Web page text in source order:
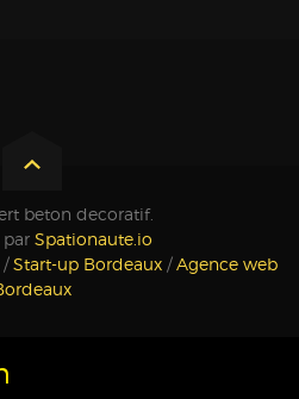
beton decoratif.
par Spationaute.io
/Start-up Bordeaux /Agence web